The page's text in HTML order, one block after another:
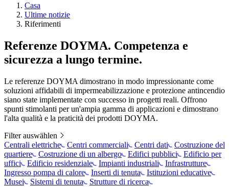
Casa
Ultime notizie
Riferimenti
Referenze DOYMA. Competenza e
sicurezza a lungo termine.
Le referenze DOYMA dimostrano in modo impressionante come
soluzioni affidabili di impermeabilizzazione e protezione antincendio
siano state implementate con successo in progetti reali. Offrono
spunti stimolanti per un'ampia gamma di applicazioni e dimostrano
l'alta qualità e la praticità dei prodotti DOYMA.
Filter auswählen
Centrali elettriche
Centri commerciali Centri dati
Costruzione del
quartiere
Costruzione di un albergo Edifici pubblici
Edificio per
uffici
Edificio residenziale Impianti industriali
Infrastrutture
Ingresso pompa di calore
Inserti di tenuta
Istituzioni educative
Musei
Sistemi di tenuta Strutture di ricerca